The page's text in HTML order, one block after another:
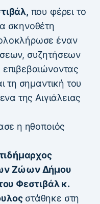
που φέρει το
σκηνοθέτη
έναν
συζητήσεων
τη σημαντική του
της Αιγιάλειας
η ηθοποιός
Ζώων Δήμου
Φεστιβάλ κ.
στάθηκε στη